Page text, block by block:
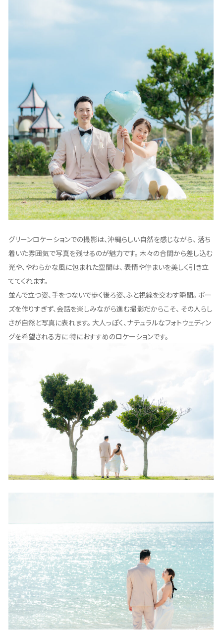
グリーンロケーションでの撮影は、沖縄らしい自然を感じながら、 落ち
着いた雰囲気で写真を残せるのが魅力です。 木々の合間から差し込む
光や、やわらかな風に包まれた空間は、 表情や佇まいを美しく引き立
ててくれます。
並んで立つ姿、手をつないで歩く後ろ姿、ふと視線を交わす瞬間。 ポー
ズを作りすぎず、会話を楽しみながら進む撮影だからこそ、 その人らし
さが自然と写真に表れます。 大人っぽく、ナチュラルなフォトウェディン
グを希望される方に 特におすすめのロケーションです。